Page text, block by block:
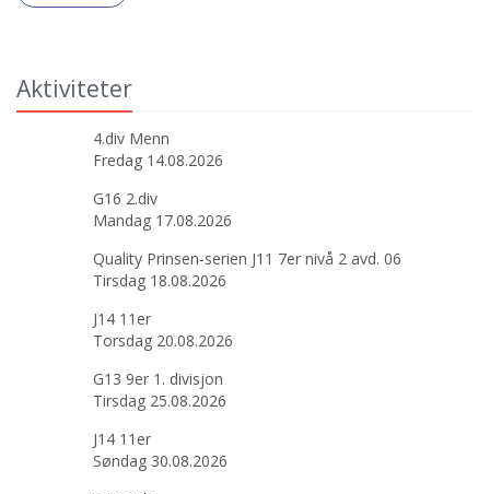
Aktiviteter
4.div Menn
Fredag 14.08.2026
G16 2.div
Mandag 17.08.2026
Quality Prinsen-serien J11 7er nivå 2 avd. 06
Tirsdag 18.08.2026
J14 11er
Torsdag 20.08.2026
G13 9er 1. divisjon
Tirsdag 25.08.2026
J14 11er
Søndag 30.08.2026